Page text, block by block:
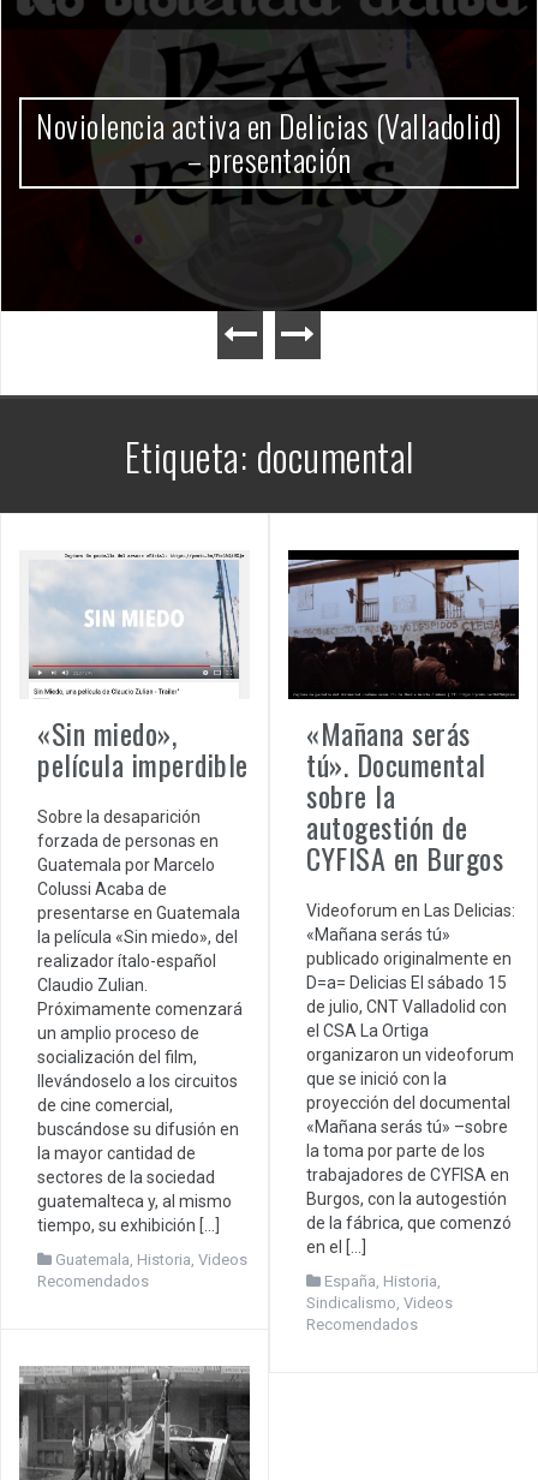
Gobierno Milei
Etiqueta: documental
«Sin miedo»,
película imperdible
Sobre la desaparición
forzada de personas en
Guatemala por Marcelo
Colussi Acaba de
presentarse en Guatemala
la película «Sin miedo», del
realizador ítalo-español
Claudio Zulian.
Próximamente comenzará
un amplio proceso de
socialización del film,
llevándoselo a los circuitos
de cine comercial,
buscándose su difusión en
la mayor cantidad de
sectores de la sociedad
guatemalteca y, al mismo
tiempo, su exhibición […]
Guatemala Historia Videos
Recomendados
«Mañana serás
tú». Documental
sobre la
autogestión de
CYFISA en Burgos
Videoforum en Las Delicias:
«Mañana serás tú»
publicado originalmente en
D=a= Delicias El sábado 15
de julio, CNT Valladolid con
el CSA La Ortiga
organizaron un videoforum
que se inició con la
proyección del documental
«Mañana serás tú» –sobre
la toma por parte de los
trabajadores de CYFISA en
Burgos, con la autogestión
de la fábrica, que comenzó
en el […]
España Historia
Sindicalismo Videos
Recomendados